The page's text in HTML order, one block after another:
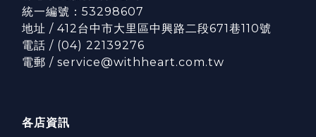
統一編號：53298607
地址 / 412台中市大里區中興路二段671巷110號
電話 / (04) 22139276
電郵 / service@withheart.com.tw
各店資訊